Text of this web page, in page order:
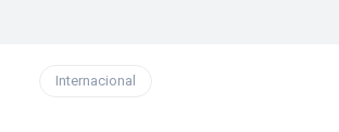
Internacional